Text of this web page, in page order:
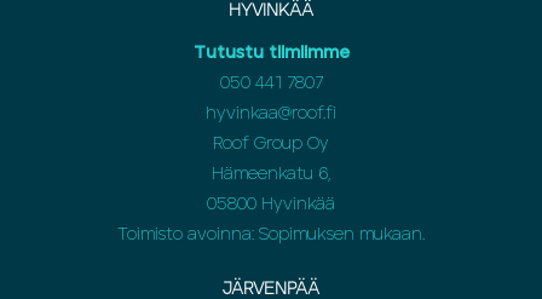
HYVINKÄÄ
Tutustu tiimiimme
050 441 7807
hyvinkaa@roof.fi
Roof Group Oy
Hämeenkatu 6,
05800 Hyvinkää
Toimisto avoinna: Sopimuksen mukaan.
JÄRVENPÄÄ